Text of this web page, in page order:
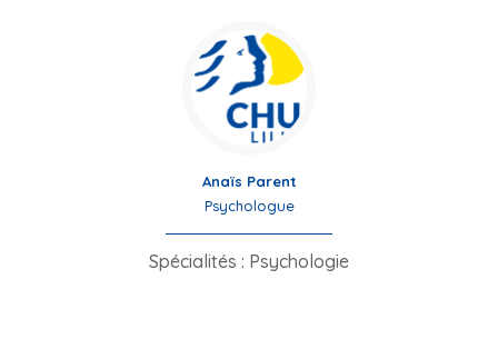
Anaïs Parent
Psychologue
Spécialités : Psychologie